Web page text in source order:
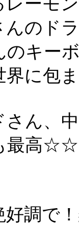
んのド
のキー
界に包
さん、
最高
好調で